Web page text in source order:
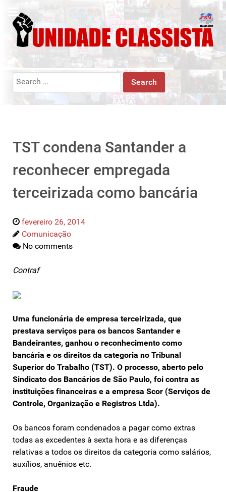
Search
TST condena Santander a
reconhecer empregada
terceirizada como bancária
fevereiro 26, 2014
Comunicação
No comments
Contraf
Uma funcionária de empresa terceirizada, que
prestava serviços para os bancos Santander e
Bandeirantes, ganhou o reconhecimento como
bancária e os direitos da categoria no Tribunal
Superior do Trabalho (TST). O processo, aberto pelo
Sindicato dos Bancários de São Paulo, foi contra as
instituições financeiras e a empresa Scor (Serviços de
Controle, Organização e Registros Ltda).
Os bancos foram condenados a pagar como extras
todas as excedentes à sexta hora e as diferenças
relativas a todos os direitos da categoria como salários,
auxílios, anuênios etc.
Fraude